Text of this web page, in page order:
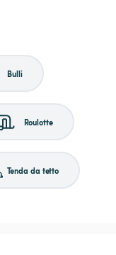
Bulli
Roulotte
Tenda da tetto